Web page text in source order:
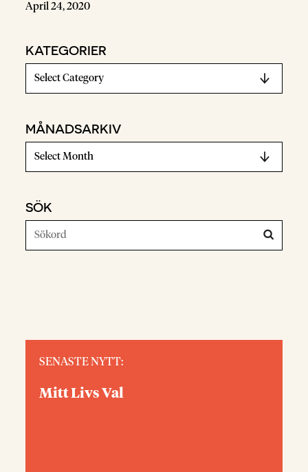
April 24, 2020
KATEGORIER
MÅNADSARKIV
SÖK
SENASTE NYTT:
Mitt Livs Val